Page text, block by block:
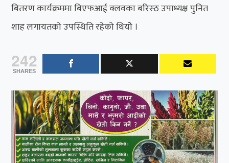
बितरण कार्यक्रममा बिएफआई क्लवका बरिस्ठ उपाध्यक्ष पुनित
शाह लगायतको उपस्थिति रहेको थियोे ।
242
SHARES